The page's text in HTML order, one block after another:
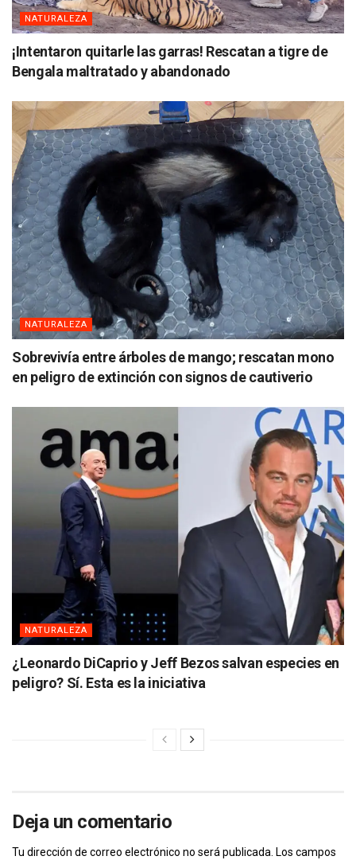
NATURALEZA
¡Intentaron quitarle las garras! Rescatan a tigre de
Bengala maltratado y abandonado
NATURALEZA
Sobrevivía entre árboles de mango; rescatan mono
en peligro de extinción con signos de cautiverio
NATURALEZA
¿Leonardo DiCaprio y Jeff Bezos salvan especies en
peligro? Sí. Esta es la iniciativa
Deja un comentario
Tu dirección de correo electrónico no será publicada. Los campos